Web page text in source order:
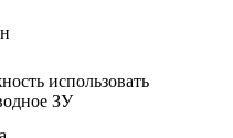
использовать
ЗУ